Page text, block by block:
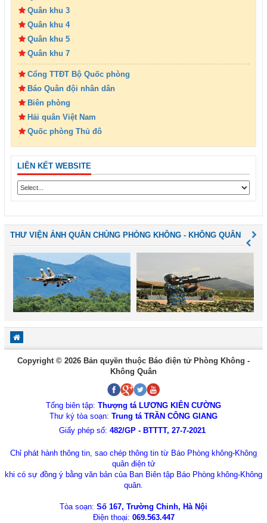
Quân khu 3
Quân khu 4
Quân khu 5
Quân khu 7
Cổng TTĐT Bộ Quốc phòng
Báo Quân đội nhân dân
Biên phòng
Hải quân Việt Nam
Quốc phòng Thủ đô
LIÊN KẾT WEBSITE
THƯ VIỆN ẢNH QUÂN CHỦNG PHÒNG KHÔNG - KHÔNG QUÂN
Copyright © 2026 Bản quyền thuộc Báo điện tử Phòng Không -
Không Quân
Tổng biên tập: Thượng tá LƯƠNG KIÊN CƯỜNG
Thư ký tòa soạn: Trung tá TRẦN CÔNG GIANG
Giấy phép số: 482/GP - BTTTT, 27-7-2021
Chỉ phát hành thông tin, sao chép thông tin từ Báo Phòng không-Không
quân điện tử
khi có sự đồng ý bằng văn bản của Ban Biên tập Báo Phòng không-Không
quân.
Tòa soạn: Số 167, Trường Chinh, Hà Nội
Điện thoại: 069.563.447